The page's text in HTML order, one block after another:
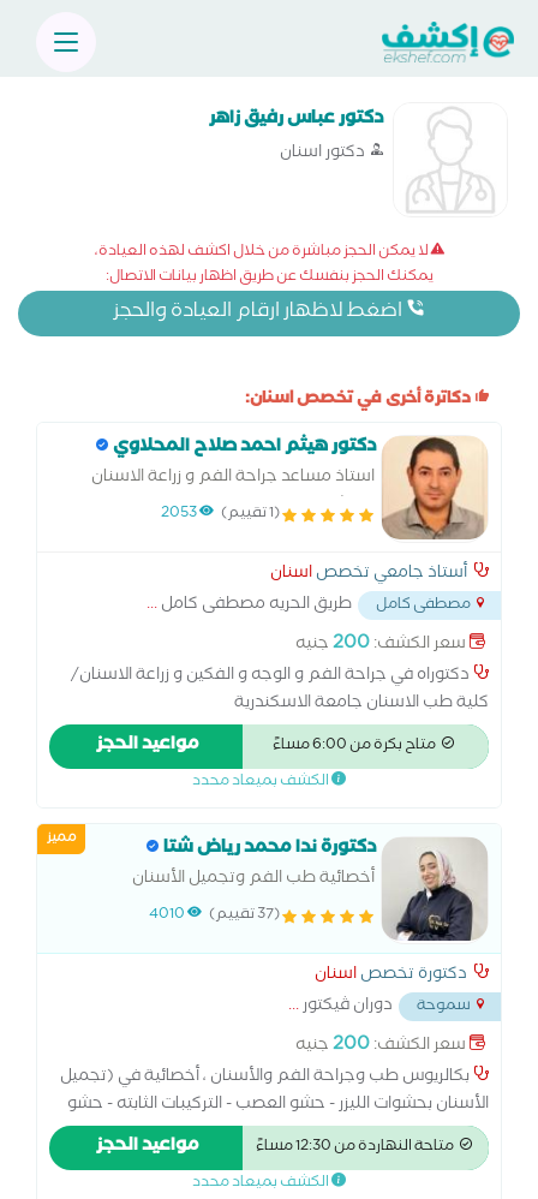
دكتور عباس رفيق زاهر
دكتور اسنان
لا يمكن الحجز مباشرة من خلال اكشف لهذه العيادة،
يمكنك الحجز بنفسك عن طريق اظهار بيانات الاتصال:
اضغط لاظهار ارقام العيادة والحجز
دكاترة أخرى في تخصص اسنان:
دكتور هيثم احمد صلاح المحلاوي
استاذ مساعد جراحة الفم و زراعة الاسنان
استشاري زراعة و تجميل الاسنان
(1 تقييم) 2053
أستاذ جامعي تخصصاسنان
مصطفى كامل طريق الحريه مصطفى كامل...
سعر الكشف:200جنيه
دكتوراه في جراحة الفم و الوجه و الفكين و زراعة الاسنان/
كلية طب الاسنان جامعة الاسكندرية
متاح بكرة من 6:00 مساءً مواعيد الحجز
الكشف بميعاد محدد
مميز دكتورة ندا محمد رياض شتا
أخصائية طب الفم وتجميل الأسنان
(37 تقييم) 4010
دكتورة تخصصاسنان
سموحة دوران ڤيكتور...
سعر الكشف:200جنيه
بكالريوس طب وجراحة الفم والأسنان ، أخصائية في (تجميل
الأسنان بحشوات الليزر - حشو العصب - التركيبات الثابته - حشو
الأطفال ، حاصلة على كورسات في حشوات الليزر و تجميل
الأسنان - حاصلة على دبلوم إدارة المستشفيات ( أكاديمية
متاحة النهاردة من 12:30 مساءً مواعيد الحجز
الكشف بميعاد محدد